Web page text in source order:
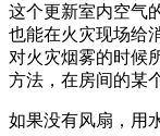
这个更新室内空气
也能在火灾现场给
对火灾烟雾的时候
方法，在房间的某
如果没有风扇，用